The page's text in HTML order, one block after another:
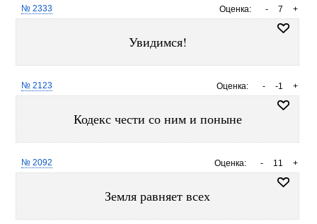
Оценка: +
7
-
№ 2333
Увидимся!
Оценка: +
-1
-
№ 2123
Кодекс чести со ним и поныне
Оценка: +
11
-
№ 2092
Земля равняет всех